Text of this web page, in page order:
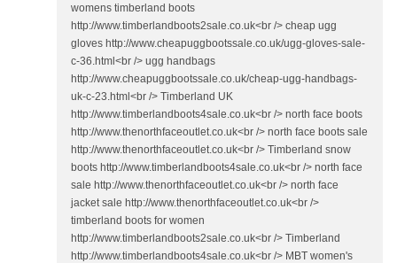
womens timberland boots
http://www.timberlandboots2sale.co.uk<br /> cheap ugg
gloves http://www.cheapuggbootssale.co.uk/ugg-gloves-sale-
c-36.html<br /> ugg handbags
http://www.cheapuggbootssale.co.uk/cheap-ugg-handbags-
uk-c-23.html<br /> Timberland UK
http://www.timberlandboots4sale.co.uk<br /> north face boots
http://www.thenorthfaceoutlet.co.uk<br /> north face boots sale
http://www.thenorthfaceoutlet.co.uk<br /> Timberland snow
boots http://www.timberlandboots4sale.co.uk<br /> north face
sale http://www.thenorthfaceoutlet.co.uk<br /> north face
jacket sale http://www.thenorthfaceoutlet.co.uk<br />
timberland boots for women
http://www.timberlandboots2sale.co.uk<br /> Timberland
http://www.timberlandboots4sale.co.uk<br /> MBT women's